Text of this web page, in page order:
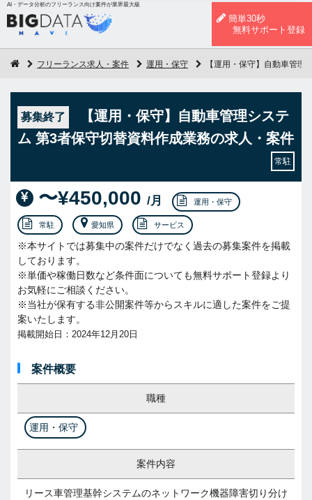
AI・データ分析のフリーランス向け案件が業界最大級
簡単30秒
無料サポート登録
フリーランス求人・案件 運用・保守 【運用・保守】自動車管
募集終了
【運用・保守】自動車管理システ
ム 第3者保守切替資料作成業務の求人・案件
常駐
〜¥450,000 /月 運用・保守
常駐 愛知県 サービス
※本サイトでは募集中の案件だけでなく過去の募集案件を掲載
しております。
※単価や稼働日数など条件面についても無料サポート登録より
お気軽にご相談ください。
※当社が保有する非公開案件等からスキルに適した案件をご提
案いたします。
掲載開始日：2024年12月20日
案件概要
職種
運用・保守
案件内容
リース車管理基幹システムのネットワーク機器障害切り分け